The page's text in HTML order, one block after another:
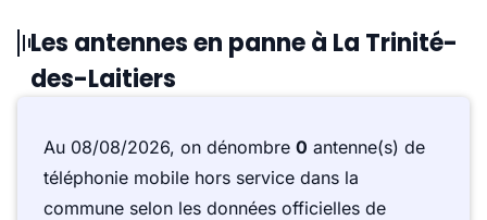
Les antennes en panne à La Trinité-
des-Laitiers
Au 08/08/2026, on dénombre 0 antenne(s) de
téléphonie mobile hors service dans la
commune selon les données officielles de